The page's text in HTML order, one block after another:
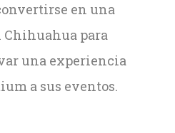
en una
Chihuahua para
una experiencia
a sus eventos.